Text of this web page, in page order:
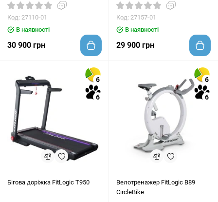
Код: 27110-01
В наявності
30 900 грн
Код: 27157-01
В наявності
29 900 грн
6
6
Бігова доріжка FitLogic T950
6
6
Велотренажер FitLogic B89
CircleBike